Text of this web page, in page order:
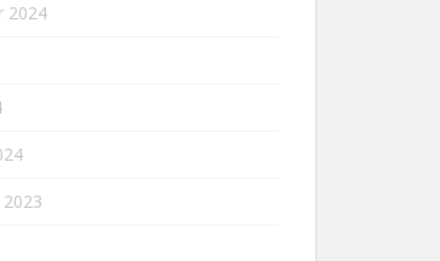
2024